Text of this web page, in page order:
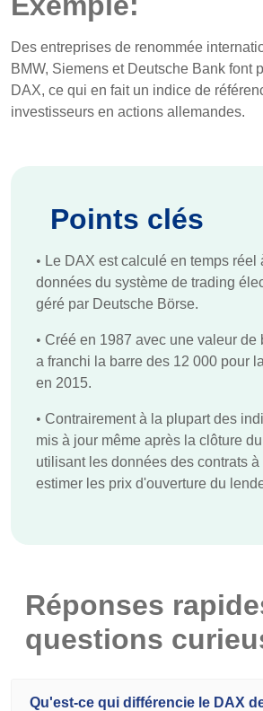
Des entreprises de renommée
BMW, Siemens et Deutsche Bank font
DAX, ce qui en fait un indice de
investisseurs en actions allemandes.
Points clés
• Le DAX est calculé en temps réel
données du système de trading
géré par Deutsche Börse.
• Créé en 1987 avec une valeur de
a franchi la barre des 12 000 pour
en 2015.
• Contrairement à la plupart des
mis à jour même après la clôture
utilisant les données des contrats à
estimer les prix d'ouverture du
Réponses
questions
Qu'est-ce qui différencie le DAX